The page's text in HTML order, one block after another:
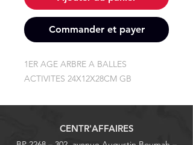
Commander et payer
1ER AGE ARBRE A BALLES
ACTIVITES 24X12X28CM GB
CENTR'AFFAIRES